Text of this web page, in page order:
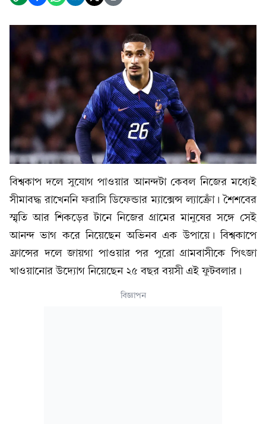
বিশ্বকাপ দলে সুযোগ পাওয়ার আনন্দটা কেবল নিজের মধ্যেই
সীমাবদ্ধ রাখেননি ফরাসি ডিফেন্ডার ম্যাক্সেন্স ল্যাক্রোঁ। শৈশবের
স্মৃতি আর শিকড়ের টানে নিজের গ্রামের মানুষের সঙ্গে সেই
আনন্দ ভাগ করে নিয়েছেন অভিনব এক উপায়ে। বিশ্বকাপে
ফ্রান্সের দলে জায়গা পাওয়ার পর পুরো গ্রামবাসীকে পিৎজা
খাওয়ানোর উদ্যোগ নিয়েছেন ২৫ বছর বয়সী এই ফুটবলার।
বিজ্ঞাপন